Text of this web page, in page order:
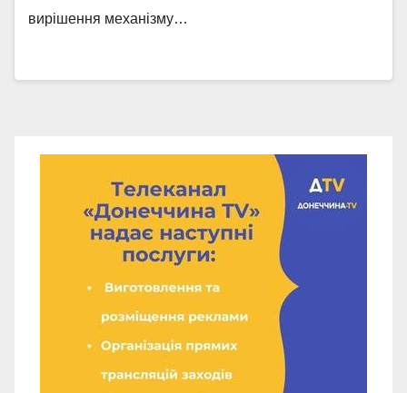
вирішення механізму…